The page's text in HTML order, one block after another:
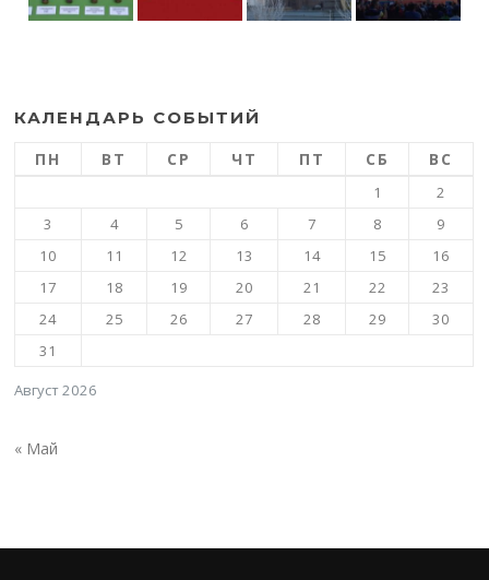
КАЛЕНДАРЬ СОБЫТИЙ
Август 2026
ПН ВТ СР ЧТ ПТ СБ ВС
1
2
3
4 5 6 7 8
9
10
11 12 13 14 15
16
17
18 19 20 21 22
23
24
25 26 27 28 29
30
31
« Май